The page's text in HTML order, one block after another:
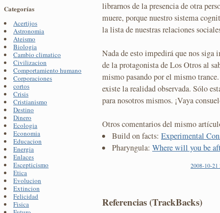
Categorías
Acertijos
Astronomia
Ateismo
Biologia
Cambio climatico
Civilizacion
Comportamiento humano
Corporaciones
cortos
Crisis
Cristianismo
Destino
Dinero
Ecologia
Economia
Educacion
Energia
Enlaces
Escepticismo
Etica
Evolucion
Extincion
Felicidad
Fisica
librarnos de la presencia de otra
muere, porque nuestro sistema
la lista de nuestras relaciones
Nada de esto impedirá que nos
de la protagonista de Los Otros al
mismo pasando por el mismo
existe la realidad observada. Sólo
para nosotros mismos. ¡Vaya
Otros comentarios del mismo
Build on facts: Experimental
Pharyngula: Where will you be
2008-10-21
Referencias (TrackBacks)